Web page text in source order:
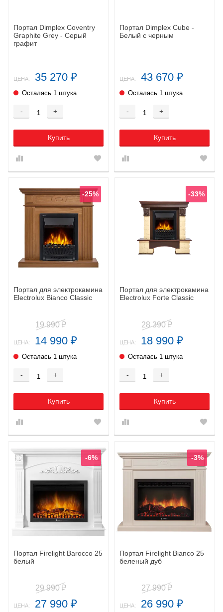
Портал Dimplex Coventry
Graphite Grey - Серый
графит
ЦЕНА: 35 270 ₽
Осталась 1 штука
- +
Купить
Портал Dimplex Cube -
Белый с черным
ЦЕНА: 43 670 ₽
Осталась 1 штука
- +
Купить
-25%
Портал для электрокамина
Electrolux Bianco Classic
19 990 ₽
ЦЕНА: 14 990 ₽
Осталась 1 штука
- +
Купить
-33%
Портал для электрокамина
Electrolux Forte Classic
28 390 ₽
ЦЕНА: 18 990 ₽
Осталась 1 штука
- +
Купить
-6%
Портал Firelight Barocco 25
белый
29 990 ₽
ЦЕНА: 27 990 ₽
-3%
Портал Firelight Bianco 25
беленый дуб
27 990 ₽
ЦЕНА: 26 990 ₽